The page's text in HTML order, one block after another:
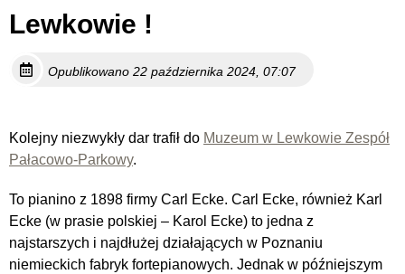
Lewkowie !
Opublikowano 22 października 2024, 07:07
Kolejny niezwykły dar trafił do Muzeum w Lewkowie Zespół
Pałacowo-Parkowy.
To pianino z 1898 firmy Carl Ecke. Carl Ecke, również Karl
Ecke (w prasie polskiej – Karol Ecke) to jedna z
najstarszych i najdłużej działających w Poznaniu
niemieckich fabryk fortepianowych. Jednak w późniejszym